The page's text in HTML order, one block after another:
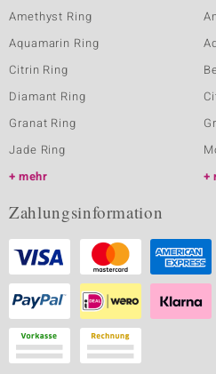
Amethyst Ring
Aquamarin Ring
Citrin Ring
Diamant Ring
Granat Ring
Jade Ring
mehr
Zahlungsinformation